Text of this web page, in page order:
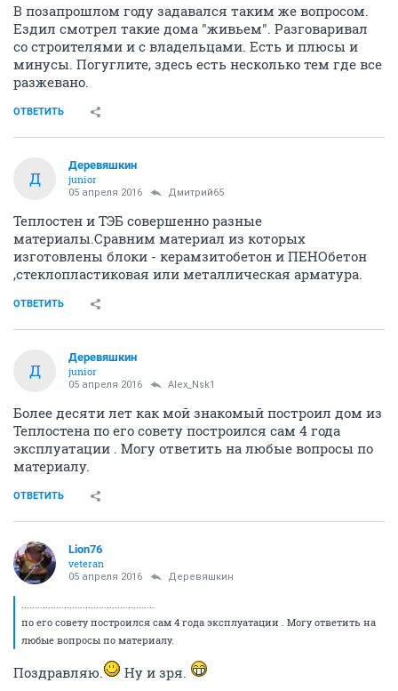
В позапрошлом году задавался таким же вопросом.
Ездил смотрел такие дома "живьем". Разговаривал
со строителями и с владельцами. Есть и плюсы и
минусы. Погуглите, здесь есть несколько тем где все
разжевано.
ОТВЕТИТЬ
Д
Деревяшкин
junior
05 апреля 2016 Дмитрий65
Теплостен и ТЭБ совершенно разные
материалы.Сравним материал из которых
изготовлены блоки - керамзитобетон и ПЕНОбетон
,стеклопластиковая или металлическая арматура.
ОТВЕТИТЬ
Д
Деревяшкин
junior
05 апреля 2016 Alex_Nsk1
Более десяти лет как мой знакомый построил дом из
Теплостена по его совету построился сам 4 года
эксплуатации . Могу ответить на любые вопросы по
материалу.
ОТВЕТИТЬ
Lion76
veteran
05 апреля 2016 Деревяшкин
по его совету построился сам 4 года эксплуатации . Могу ответить на
любые вопросы по материалу.
Поздравляю.
Ну и зря.